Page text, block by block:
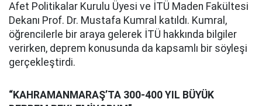
Afet Politikalar Kurulu Üyesi ve İTÜ Maden Fakültesi
Dekanı Prof. Dr. Mustafa Kumral katıldı. Kumral,
öğrencilerle bir araya gelerek İTÜ hakkında bilgiler
verirken, deprem konusunda da kapsamlı bir söyleşi
gerçekleştirdi.
“KAHRAMANMARAŞ’TA 300-400 YIL BÜYÜK